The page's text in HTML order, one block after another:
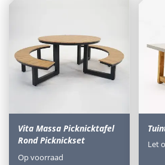
Vita Massa Picknicktafel
Rond Picknickset
Op voorraad
Let